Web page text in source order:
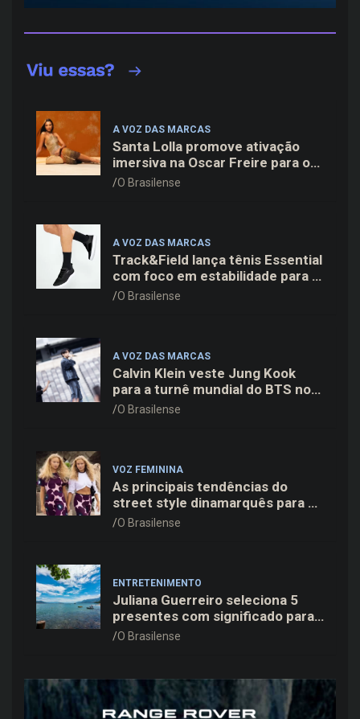
A VOZ DAS MARCAS
Santa Lolla promove ativação
imersiva na Oscar Freire para o
lançamento da coleção Verão 27
O Brasilense
A VOZ DAS MARCAS
Track&Field lança tênis Essential
com foco em estabilidade para a
rotina de treinos
O Brasilense
A VOZ DAS MARCAS
Calvin Klein veste Jung Kook
para a turnê mundial do BTS nos
Estados Unidos
O Brasilense
VOZ FEMININA
As principais tendências do
street style dinamarquês para a
temporada
O Brasilense
ENTRETENIMENTO
Juliana Guerreiro seleciona 5
presentes com significado para
o Dia dos Pais
O Brasilense